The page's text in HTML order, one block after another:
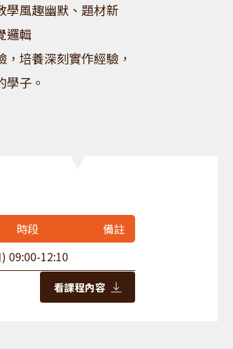
學風趣幽默、題材新
邏輯
培養深刻實作經驗，
子。
時段
備註
09:00-12:10
看課程內容